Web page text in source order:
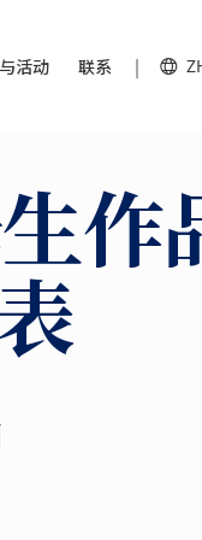
活动 联系
作